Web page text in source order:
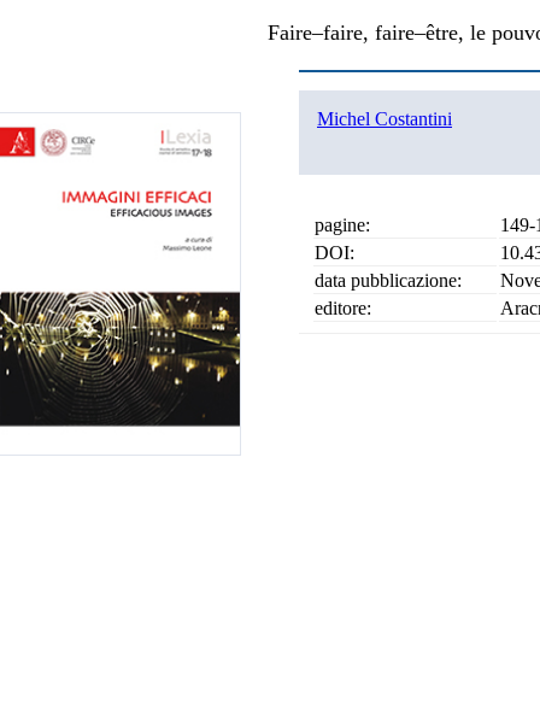
Faire–faire, faire–être, le
Michel Costantini
pagine:
149-
DOI:
data pubblicazione:
editore: